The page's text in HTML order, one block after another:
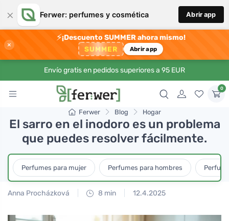
× Ferwer: perfumes y cosmética Abrir app
×
⚡¡Descuento SUMMER ahora mismo!
SUMMER Abrir app
Envío gratis en pedidos superiores a 95 EUR
0
Ferwer Blog Hogar
El sarro en el inodoro es un problema
que puedes resolver fácilmente.
Perfumes para mujer Perfumes para hombres
Anna Procházková 8 min 12.4.2025